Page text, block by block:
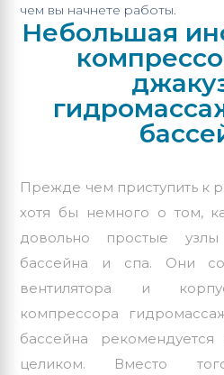
чем вы начнете работы.
Небольшая
Прежде чем приступить к
хотя бы немного о том,
довольно простые
бассейна и спа. Они
вентилятора и
компрессора
бассейна
целиком. Вместо